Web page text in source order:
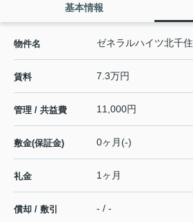
基本情報
物件名 ゼネラルハイツ北千住
賃料 7.3万円
管理 / 共益費 11,000円
敷金(保証金) 0ヶ月(-)
礼金 1ヶ月
償却 / 敷引 - / -